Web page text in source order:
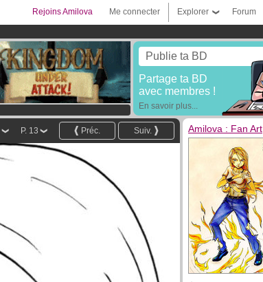
Forum
Explorer
Me connecter
Rejoins Amilova
Publie ta BD
Partage ta BD
avec membres !
En savoir plus...
Suiv.
Préc.
P. 13 Amilova : Fan Art